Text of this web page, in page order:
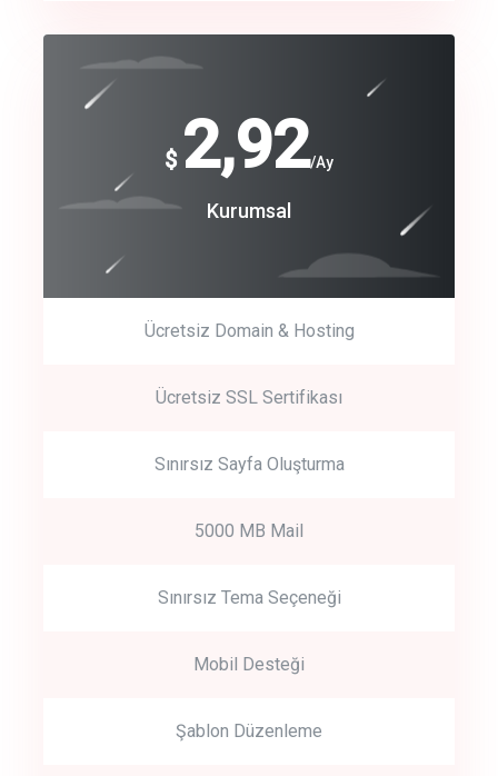
crm auto cync
track energy costs
Get Started
Start by trying our service for 30 days free trial no credit card
$ 2,92/Ay
Kurumsal
Ücretsiz Domain & Hosting
Ücretsiz SSL Sertifikası
Sınırsız Sayfa Oluşturma
5000 MB Mail
Sınırsız Tema Seçeneği
Mobil Desteği
Şablon Düzenleme
$
240
Coroprate